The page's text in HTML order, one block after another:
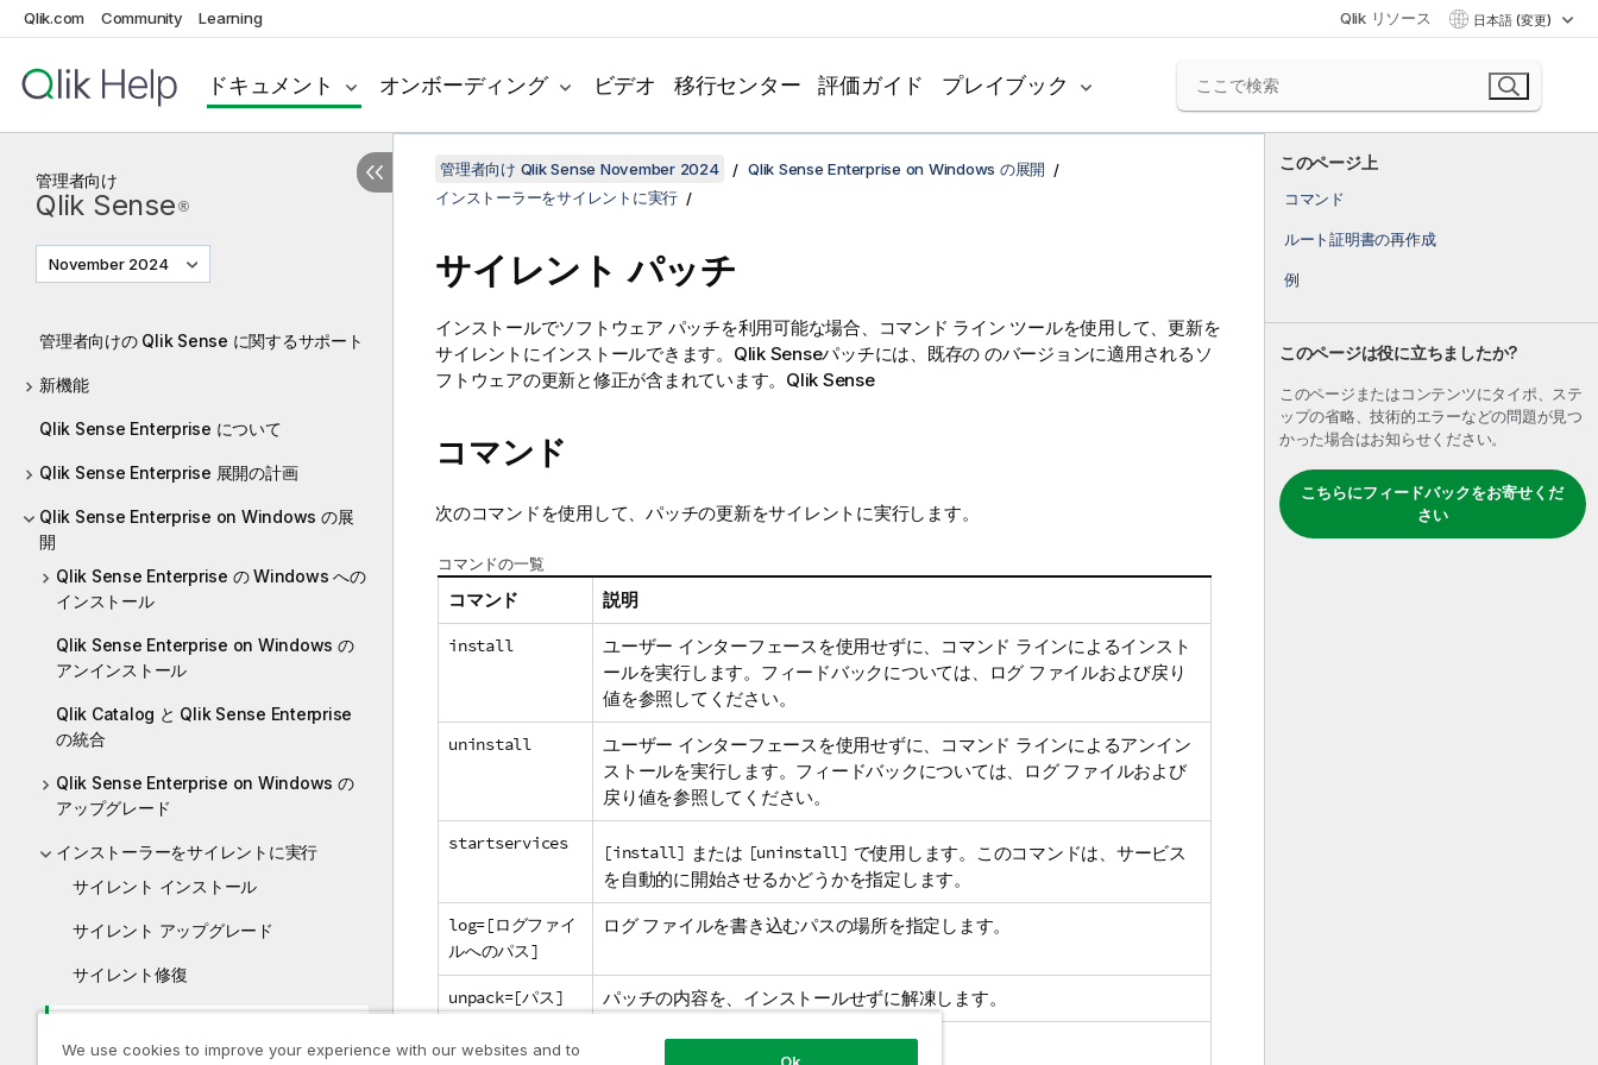
Qlik.com Community Learning Qlik リソース 日本語 (変更)
ドキュメント オンボーディング ビデオ 移行センター 評価ガイド プレイブック
管理者向け
Qlik Sense ®
November 2024
管理者向けの Qlik Sense に関するサポート
新機能
Qlik Sense Enterprise について
Qlik Sense Enterprise 展開の計画
Qlik Sense Enterprise on Windows の展
開
Qlik Sense Enterprise の Windows への
インストール
Qlik Sense Enterprise on Windows の
アンインストール
Qlik Catalog と Qlik Sense Enterprise
の統合
Qlik Sense Enterprise on Windows の
アップグレード
インストーラーをサイレントに実行
サイレント インストール
サイレント アップグレード
サイレント修復
このページ上
コマンド
ルート証明書の再作成
例
このページは役に立ちましたか?
このページまたはコンテンツにタイポ、ステ
ップの省略、技術的エラーなどの問題が見つ
かった場合はお知らせください。
こちらにフィードバックをお寄せくだ
さい
管理者向け Qlik Sense November 2024
Qlik Sense Enterprise on Windows の展開
インストーラーをサイレントに実行
サイレント パッチ
インストールでソフトウェア パッチを利用可能な場合、コマンド ライン ツールを使用して、更新を
サイレントにインストールできます。 Qlik Senseパッチには、既存の のバージョンに適用されるソ
フトウェアの更新と修正が含まれています。 Qlik Sense
コマンド
次のコマンドを使用して、パッチの更新をサイレントに実行します。
コマンドの一覧
コマンド 説明
install
ユーザー インターフェースを使用せずに、コマンド ラインによるインスト
ールを実行します。フィードバックについては、ログ ファイルおよび戻り
値を参照してください。
uninstall
ユーザー インターフェースを使用せずに、コマンド ラインによるアンイン
ストールを実行します。フィードバックについては、ログ ファイルおよび
戻り値を参照してください。
startservices [install] または [uninstall] で使用します。このコマンドは、サービス
を自動的に開始させるかどうかを指定します。
log=[ログファイ
ルへのパス]
ログ ファイルを書き込むパスの場所を指定します。
unpack=[パス] パッチの内容を、インストールせずに解凍します。
help (or -h,
ヘルプのダイアログを開きます。
We use cookies to improve your experience with our websites and to